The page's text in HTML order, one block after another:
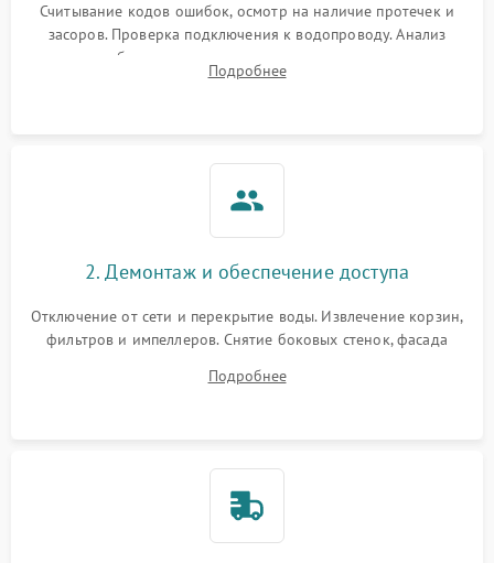
Считывание кодов ошибок, осмотр на наличие протечек и
засоров. Проверка подключения к водопроводу. Анализ
жалоб на отсутствие слива, нагрева, вращения
разбрызгивателей или срабатывание системы защиты
Подробнее
2. Демонтаж и обеспечение доступа
Отключение от сети и перекрытие воды. Извлечение корзин,
фильтров и импеллеров. Снятие боковых стенок, фасада
циркуляционному насосу, ТЭНу и сливной помпе.
Подробнее